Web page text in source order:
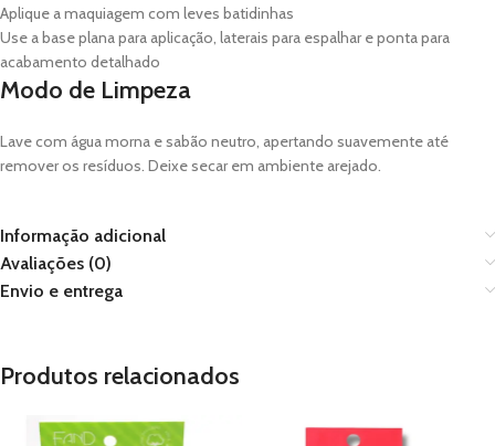
Aplique a maquiagem com leves batidinhas
Use a base plana para aplicação, laterais para espalhar e ponta para
acabamento detalhado
Modo de Limpeza
Lave com água morna e sabão neutro, apertando suavemente até
remover os resíduos. Deixe secar em ambiente arejado.
Informação adicional
Avaliações (0)
Envio e entrega
Produtos relacionados